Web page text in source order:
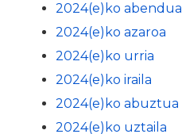
2024(e)ko abendua
2024(e)ko azaroa
2024(e)ko urria
2024(e)ko iraila
2024(e)ko abuztua
2024(e)ko uztaila